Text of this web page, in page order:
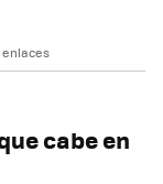
enlaces
cabe en